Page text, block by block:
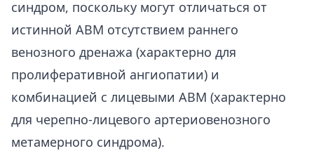
синдром, поскольку могут отличаться от
истинной АВМ отсутствием раннего
венозного дренажа (характерно для
пролиферативной ангиопатии) и
комбинацией с лицевыми АВМ (характерно
для черепно-лицевого артериовенозного
метамерного синдрома).